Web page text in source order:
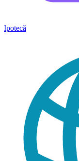
Ipotecă